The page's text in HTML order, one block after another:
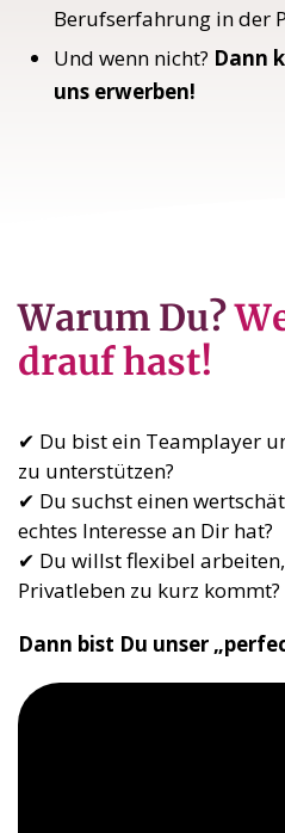
Berufserfahrung in der
Und wenn nicht? Dann
uns erwerben!
Warum Du?
drauf hast!
✔ Du bist ein Teamplayer
zu unterstützen?
✔ Du suchst einen
echtes Interesse an Dir hat?
✔ Du willst flexibel
Privatleben zu kurz kommt?
Dann bist Du unser